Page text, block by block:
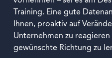
Training. Eine gute
Ihnen, proaktiv auf
Unternehmen zu
gewünschte Richtung zu